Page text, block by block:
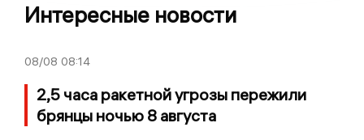
Интересные новости
08/08 08:14
2,5 часа ракетной угрозы пережили
брянцы ночью 8 августа